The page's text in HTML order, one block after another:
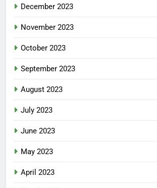
December 2023
November 2023
October 2023
September 2023
August 2023
July 2023
June 2023
May 2023
April 2023